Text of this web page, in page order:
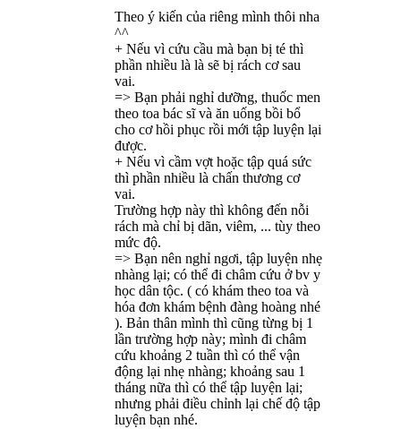
Theo ý kiến của riêng mình thôi nha
^^
+ Nếu vì cứu cầu mà bạn bị té thì
phần nhiều là là sẽ bị rách cơ sau
vai.
=> Bạn phải nghỉ dưỡng, thuốc men
theo toa bác sĩ và ăn uống bồi bổ
cho cơ hồi phục rồi mới tập luyện lại
được.
+ Nếu vì cầm vợt hoặc tập quá sức
thì phần nhiều là chấn thương cơ
vai.
Trường hợp này thì không đến nỗi
rách mà chỉ bị dãn, viêm, ... tùy theo
mức độ.
=> Bạn nên nghỉ ngơi, tập luyện nhẹ
nhàng lại; có thể đi châm cứu ở bv y
học dân tộc. ( có khám theo toa và
hóa đơn khám bệnh đàng hoàng nhé
). Bản thân mình thì cũng từng bị 1
lần trường hợp này; mình đi châm
cứu khoảng 2 tuần thì có thể vận
động lại nhẹ nhàng; khoảng sau 1
tháng nữa thì có thể tập luyện lại;
nhưng phải điều chỉnh lại chế độ tập
luyện bạn nhé.